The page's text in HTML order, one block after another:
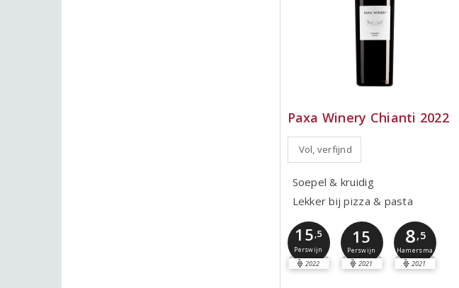
Paxa Winery Chianti 2022
Vol, verfijnd
Soepel & kruidig
Lekker bij pizza & pasta
15,5
Perswijn
2022
15
Perswijn
2021
8,5
Hamersma
2021